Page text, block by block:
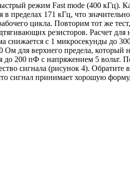
режим Fast mode (400 кГц).
пределах 171 кГц, что
цикла. Повторим тот же
резисторов. Расчет для
с 1 микросекунды до
Ом для верхнего предела,
200 пФ с напряжением 5 вольт.
сигнала (рисунок 4). Обратите
сигнал принимает хорошую